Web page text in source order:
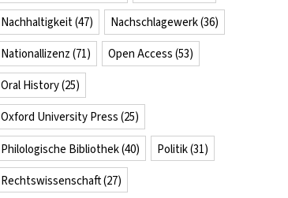
Nachhaltigkeit(47) Nachschlagewerk(36)
Nationallizenz (71) Open Access (53)
Oral History(25)
Oxford University Press (25)
Philologische Bibliothek(40) Politik(31)
Rechtswissenschaft(27)